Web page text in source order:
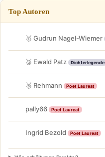
Top Autoren
🥇 Gudrun Nagel-Wiemer
🥈 Ewald Patz Dichterlegende
🥉 Rehmann Poet Laureat
pally66 Poet Laureat
Ingrid Bezold Poet Laureat